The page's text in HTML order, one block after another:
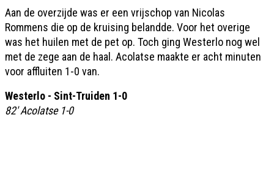
Aan de overzijde was er een vrijschop van Nicolas
Rommens die op de kruising belandde. Voor het overige
was het huilen met de pet op. Toch ging Westerlo nog wel
met de zege aan de haal. Acolatse maakte er acht minuten
voor affluiten 1-0 van.
Westerlo - Sint-Truiden 1-0
82' Acolatse 1-0